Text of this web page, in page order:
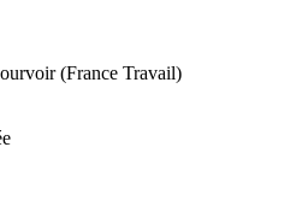
(France Travail)